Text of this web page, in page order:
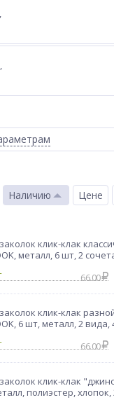
Наличию Цене
клик-клак
металл, 6 шт, 2
66.00
клик-клак
6 шт, металл, 2 вида,
66.00
клик-клак
полиэстер,